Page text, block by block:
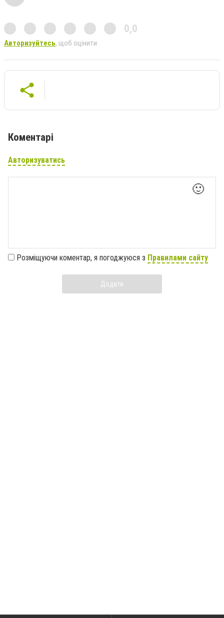
0,0
Авторизуйтесь, щоб оцінити
Коментарі
Авторизуватись
🙂
Розміщуючи коментар, я погоджуюся з Правилами сайту
Додати